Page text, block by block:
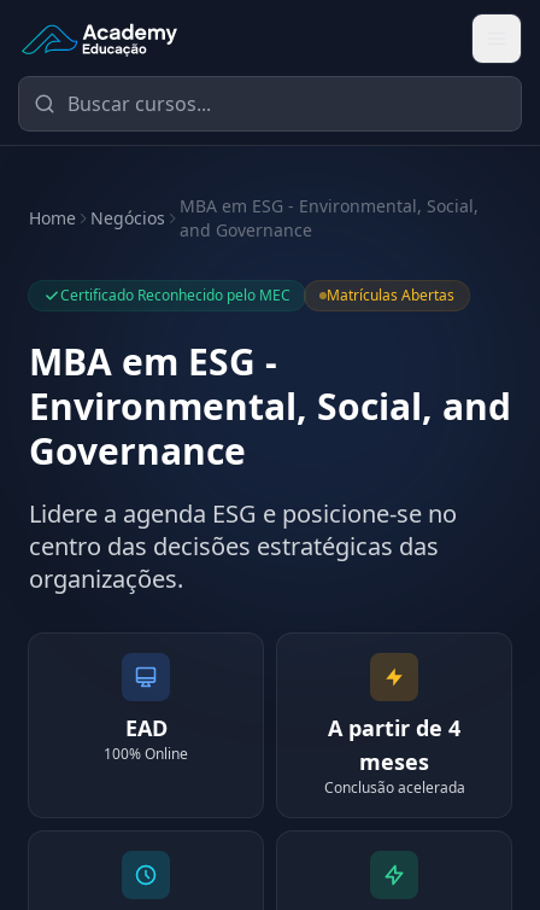
Academy Educação — Página Inicial
Home Negócios
MBA em ESG - Environmental, Social,
and Governance
Certificado Reconhecido pelo MEC Matrículas Abertas
MBA em ESG -
Environmental, Social, and
Governance
Lidere a agenda ESG e posicione-se no
centro das decisões estratégicas das
organizações.
EAD
100% Online
A partir de 4
meses
Conclusão acelerada